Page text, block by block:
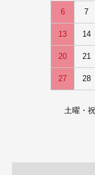
6 7
13 14
20 21
27 28
土曜・